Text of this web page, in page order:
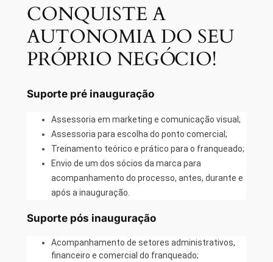
CONQUISTE A
AUTONOMIA DO SEU
PRÓPRIO NEGÓCIO!
Suporte pré inauguração
Assessoria em marketing e comunicação visual;
Assessoria para escolha do ponto comercial;
Treinamento teórico e prático para o franqueado;
Envio de um dos sócios da marca para
acompanhamento do processo, antes, durante e
após a inauguração.
Suporte pós inauguração
Acompanhamento de setores administrativos,
financeiro e comercial do franqueado;